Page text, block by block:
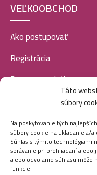
Táto
súbory
Na poskytovanie tých
súbory cookie na ukladanie a/
Súhlas s týmito technológiami
správanie pri prehliadaní alebo
alebo odvolanie súhlasu
funkcie.
VEĽKOOBCHOD
Ako postupovať
Registrácia
Doprava a platba
SOCIÁLNE SIETE